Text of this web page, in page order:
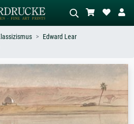
Welle
Wiese, Abstrakt mit viel Rot, Dunkles
Ölgemälde, Stehender Akt neben einem
Baum.
Edward Lear